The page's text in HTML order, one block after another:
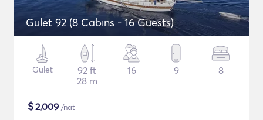
Gulet 92 (8 Cabıns - 16 Guests)
Gulet
92 ft
28 m
16 9 8
$2,009 /nat